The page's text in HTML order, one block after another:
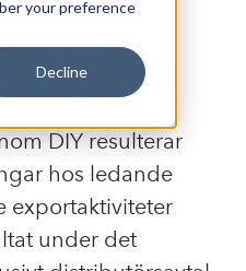
your preference
Decline
kunder ·
Elfack i
DIY resulterar
hos ledande
exportaktiviteter
under det